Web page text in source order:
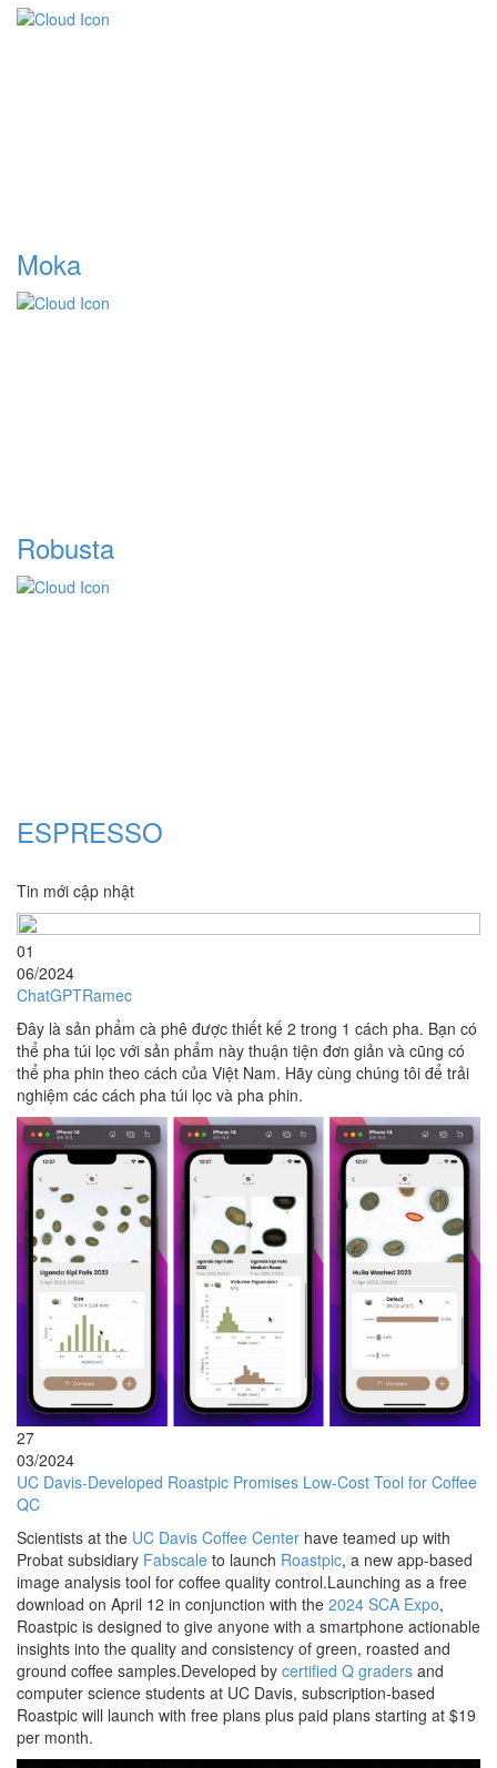
Moka
Robusta
ESPRESSO
Tin mới cập nhật
01
06/2024
ChatGPTRamec
Đây là sản phẩm cà phê được thiết kế 2 trong 1 cách pha. Bạn có
thể pha túi lọc với sản phẩm này thuận tiện đơn giản và cũng có
thể pha phin theo cách của Việt Nam. Hãy cùng chúng tôi để trải
nghiệm các cách pha túi lọc và pha phin.
27
03/2024
UC Davis-Developed Roastpic Promises Low-Cost Tool for Coffee
QC
Scientists at the UC Davis Coffee Center have teamed up with
Probat subsidiary Fabscale to launch Roastpic, a new app-based
image analysis tool for coffee quality control.Launching as a free
download on April 12 in conjunction with the 2024 SCA Expo,
Roastpic is designed to give anyone with a smartphone actionable
insights into the quality and consistency of green, roasted and
ground coffee samples.Developed by certified Q graders and
computer science students at UC Davis, subscription-based
Roastpic will launch with free plans plus paid plans starting at $19
per month.